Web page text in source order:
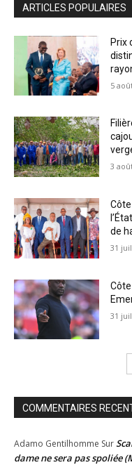
ARTICLES POPULAIRES
Prix
5
3
de
31
31
COMMENTAIRES
Adamo Gentilhomme Sur
dame ne sera pas spoliée